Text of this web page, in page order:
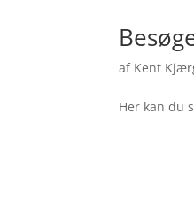
af Kent
Her kan du